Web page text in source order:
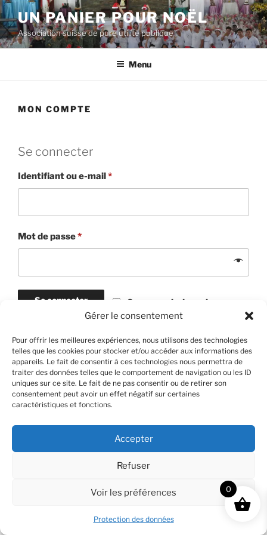
Gérer le consentement
Pour offrir les meilleures expériences, nous utilisons des technologies
telles que les cookies pour stocker et/ou accéder aux informations des
appareils. Le fait de consentir à ces technologies nous permettra de
traiter des données telles que le comportement de navigation ou les ID
uniques sur ce site. Le fait de ne pas consentir ou de retirer son
consentement peut avoir un effet négatif sur certaines
caractéristiques et fonctions.
Accepter
Refuser
Voir les préférences
Protection des données
Aller
au
contenu
principal
UN PANIER POUR NOËL
Association suisse de pure utilité publique
Menu
MON COMPTE
Se connecter
Identifiant ou e-mail*
Mot de passe*
Se souvenir de moi
Se connecter
Mot de passe perdu ?
Fièrement propulsé par WordPress
0